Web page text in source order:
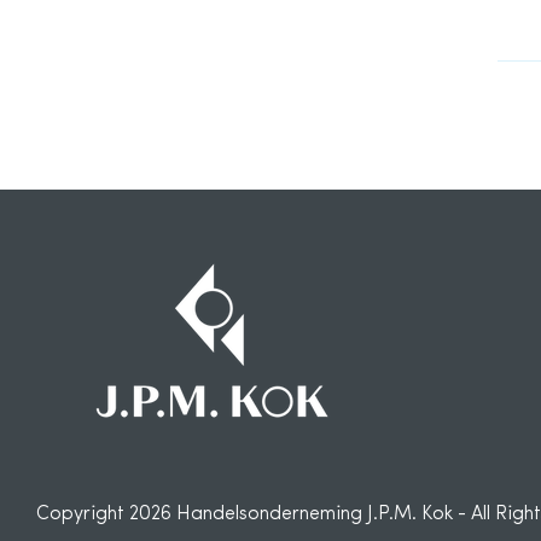
Copyright 2026 Handelsonderneming J.P.M. Kok - All